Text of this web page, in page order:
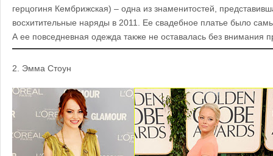
герцогиня Кембрижская) – одна из знаменитостей,
восхитительные наряды в 2011. Ее свадебное платье было
А ее повседневная одежда также не оставалась без внимания
2. Эмма Стоун